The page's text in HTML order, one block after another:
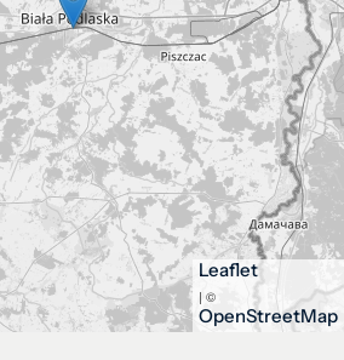
Leaflet
| ©
OpenStreetMap